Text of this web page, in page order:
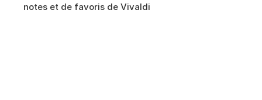
notes et de favoris de Vivaldi